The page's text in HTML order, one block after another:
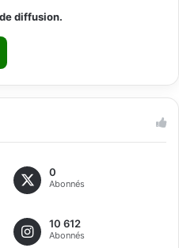
diffusion.
0
Abonnés
10 612
Abonnés